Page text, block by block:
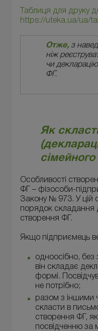
Таблиця для друку
https://uteka.ua/ua/
Отже, з
ніж
чи
ФГ.
Як
Особливості
ФГ – фізособи-
Закону № 973. У цій
порядок складання
створення ФГ.
Якщо підприємець
одноосібно, без
він складає
формі.
не потрібно;
разом з іншими
скласти в
створення ФГ,
посвідченню за